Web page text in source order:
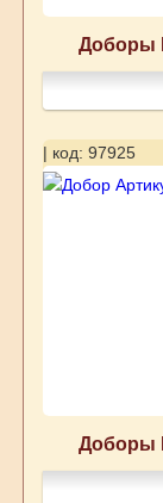
Доборы
| код: 97925
Доборы